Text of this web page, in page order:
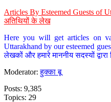
Articles By Esteemed Guests of
अतिथियों के लेख
Here you will get articles on
Uttarakhand by our esteemed
लेखकों और हमारे माननीय सदस्यों
Moderator:हुक्का बू
Posts: 9,385
Topics: 29